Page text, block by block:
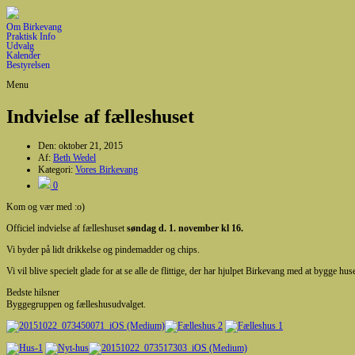
Om Birkevang
Praktisk Info
Udvalg
Kalender
Bestyrelsen
Menu
Indvielse af fælleshuset
Den: oktober 21, 2015
Af: Beth Wedel
Kategori: Vores Birkevang
0
Kom og vær med :o)
Officiel indvielse af fælleshuset søndag d. 1. november kl 16.
Vi byder på lidt drikkelse og pindemadder og chips.
Vi vil blive specielt glade for at se alle de flittige, der har hjulpet Birkevang med at bygge
Bedste hilsner
Byggegruppen og fælleshusudvalget.